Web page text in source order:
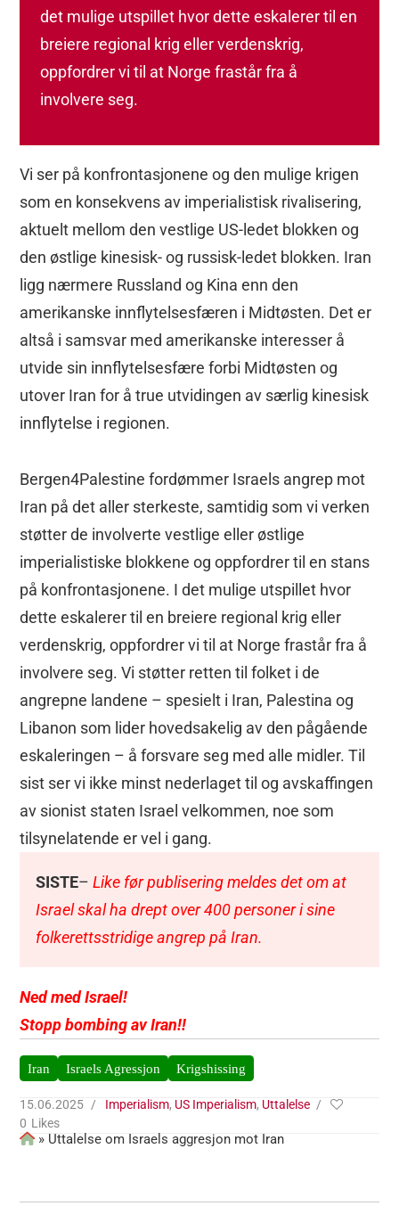
det mulige utspillet hvor dette eskalerer til en
breiere regional krig eller verdenskrig,
oppfordrer vi til at Norge frastår fra å
involvere seg.
Vi ser på konfrontasjonene og den mulige krigen
som en konsekvens av imperialistisk rivalisering,
aktuelt mellom den vestlige US-ledet blokken og
den østlige kinesisk- og russisk-ledet blokken. Iran
ligg nærmere Russland og Kina enn den
amerikanske innflytelsesfæren i Midtøsten. Det er
altså i samsvar med amerikanske interesser å
utvide sin innflytelsesfære forbi Midtøsten og
utover Iran for å true utvidingen av særlig kinesisk
innflytelse i regionen.
Bergen4Palestine fordømmer Israels angrep mot
Iran på det aller sterkeste, samtidig som vi verken
støtter de involverte vestlige eller østlige
imperialistiske blokkene og oppfordrer til en stans
på konfrontasjonene. I det mulige utspillet hvor
dette eskalerer til en breiere regional krig eller
verdenskrig, oppfordrer vi til at Norge frastår fra å
involvere seg. Vi støtter retten til folket i de
angrepne landene – spesielt i Iran, Palestina og
Libanon som lider hovedsakelig av den pågående
eskaleringen – å forsvare seg med alle midler. Til
sist ser vi ikke minst nederlaget til og avskaffingen
av sionist staten Israel velkommen, noe som
tilsynelatende er vel i gang.
SISTE–Like før publisering meldes det om at
Israel skal ha drept over 400 personer i sine
folkerettsstridige angrep på Iran.
Ned med Israel!
Stopp bombing av Iran!!
Iran Israels Agressjon Krigshissing
15.06.2025 Imperialism, US Imperialism, Uttalelse
0 Likes
» Uttalelse om Israels aggresjon mot Iran